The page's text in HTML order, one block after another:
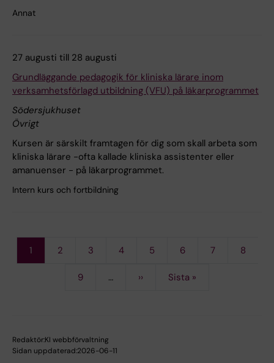
Annat
27 augusti till 28 augusti
Grundläggande pedagogik för kliniska lärare inom
verksamhetsförlagd utbildning (VFU) på läkarprogrammet
Södersjukhuset
Övrigt
Kursen är särskilt framtagen för dig som skall arbeta som
kliniska lärare -ofta kallade kliniska assistenter eller
amanuenser - på läkarprogrammet.
Intern kurs och fortbildning
Current
page
1 Page
2 Page
3 Page
4 Page
5 Page
6 Page
7 Page
8
Page
9 …
Next
››
Last
Sista »
Redaktör:KI webbförvaltning
Sidan uppdaterad:2026-06-11